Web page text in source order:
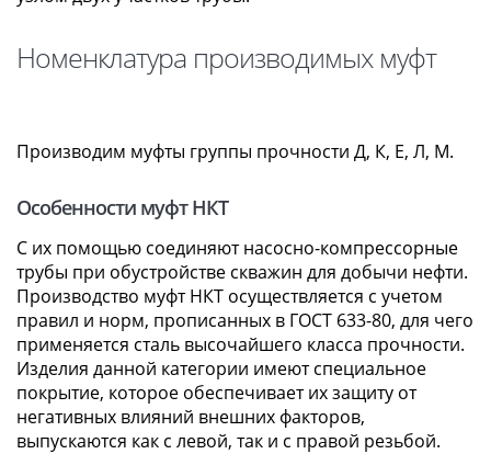
Номенклатура производимых муфт
Производим муфты группы прочности Д, К, Е, Л, М.
Особенности муфт НКТ
С их помощью соединяют насосно-компрессорные
трубы при обустройстве скважин для добычи нефти.
Производство муфт НКТ осуществляется с учетом
правил и норм, прописанных в ГОСТ 633-80, для чего
применяется сталь высочайшего класса прочности.
Изделия данной категории имеют специальное
покрытие, которое обеспечивает их защиту от
негативных влияний внешних факторов,
выпускаются как с левой, так и с правой резьбой.